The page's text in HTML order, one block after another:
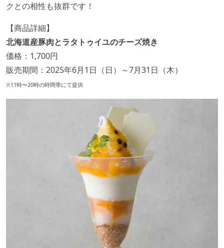
クとの相性も抜群です！
【商品詳細】
北海道産豚肉とラタトゥイユのチーズ焼き
価格：1,700円
販売期間：2025年6月1日（日）～7月31日（木）
※11時〜20時の時間帯にて提供